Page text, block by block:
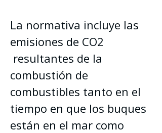
La normativa incluye las
emisiones de CO2
resultantes de la
combustión de
combustibles tanto en el
tiempo en que los buques
están en el mar como